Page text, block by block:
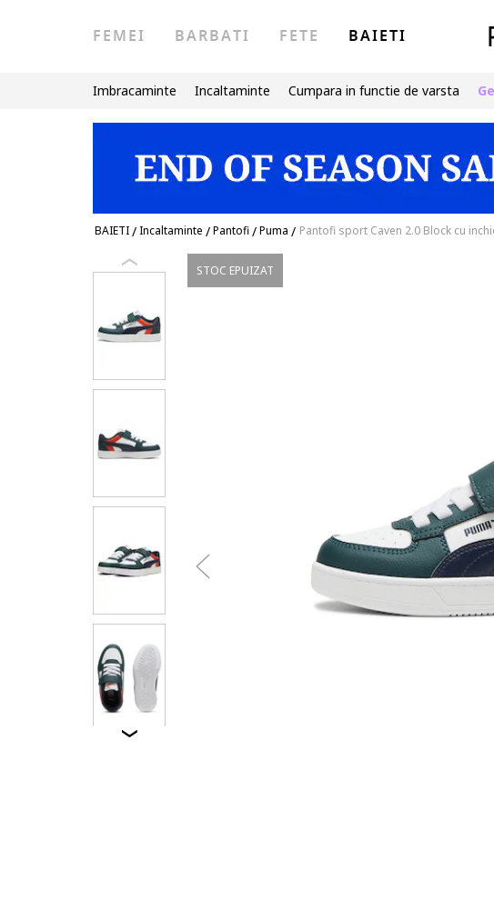
FEMEI BARBATI FETE BAIETI
Imbracaminte Incaltaminte Cumpara in functie de varsta
BAIETI/Incaltaminte /Pantofi/Puma / Pantofi sport Caven 2.0 Block cu
STOC EPUIZAT